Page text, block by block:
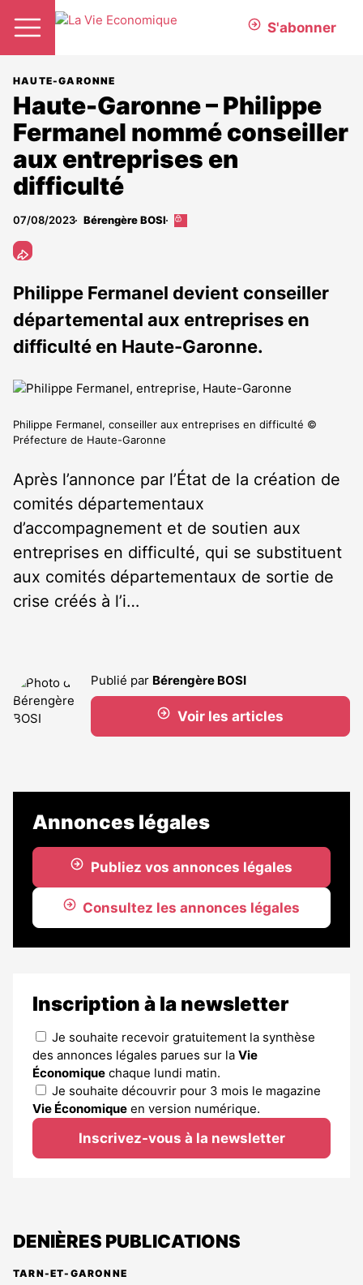
S'abonner
HAUTE-GARONNE
Haute-Garonne – Philippe
Fermanel nommé conseiller
aux entreprises en
difficulté
07/08/2023 Bérengère BOSI
Cet
abonnés
Philippe Fermanel devient conseiller
départemental aux entreprises en
difficulté en Haute-Garonne.
Philippe Fermanel, conseiller aux entreprises en difficulté ©
Préfecture de Haute-Garonne
Après l’annonce par l’État de la création de
comités départementaux
d’accompagnement et de soutien aux
entreprises en difficulté, qui se substituent
aux comités départementaux de sortie de
crise créés à l’i…
Publié par Bérengère BOSI
Voir les articles
Annonces légales
Publiez vos annonces légales
Consultez les annonces légales
Inscription à la newsletter
Je souhaite recevoir gratuitement la synthèse
des annonces légales parues sur la Vie
Économique chaque lundi matin.
Je souhaite découvrir pour 3 mois le magazine
Vie Économique en version numérique.
Inscrivez-vous à la newsletter
DENIÈRES PUBLICATIONS
TARN-ET-GARONNE